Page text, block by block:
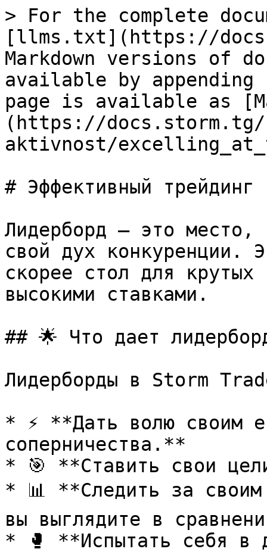
> For the complete
[llms.txt](https://
Markdown versions of
available by
page is available as
(https://
aktivnost/
# Эффективный трейдинг
Лидерборд — это место,
свой дух конкуренции.
скорее стол для
высокими ставками.
## 🌟 Что дает
Лидерборды в Storm
* ⚡ **Дать волю своим
соперничества.**
* 🎯 **Ставить свои
* 📊 **Следить за
вы выглядите в
* 🥊 **Испытать себя в